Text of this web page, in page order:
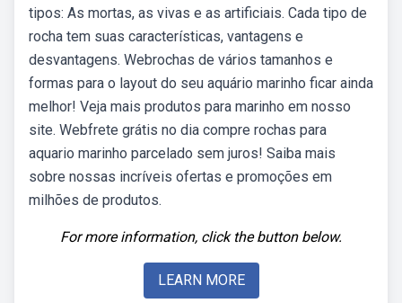
tipos: As mortas, as vivas e as artificiais. Cada tipo de
rocha tem suas características, vantagens e
desvantagens. Webrochas de vários tamanhos e
formas para o layout do seu aquário marinho ficar ainda
melhor! Veja mais produtos para marinho em nosso
site. Webfrete grátis no dia compre rochas para
aquario marinho parcelado sem juros! Saiba mais
sobre nossas incríveis ofertas e promoções em
milhões de produtos.
For more information, click the button below.
LEARN MORE